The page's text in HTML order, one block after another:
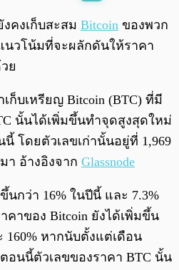
คงเก็บสะสม Bitcoin ของพวก
วโน้มที่จะผลักดันให้ราคา
ย
ก็บเหรียญ Bitcoin (BTC) ที่มี
นั้นได้เพิ่มขึ้นทำจุดสูงสุดใหม่
นี้ โดยตัวเลขเก่านั้นอยู่ที่ 1,969
า อ้างอิงจาก Glassnode
นกว่า 16% ในปีนี้ และ 7.3%
าของ Bitcoin ยังได้เพิ่มขึ้น
160% หากนับตั้งแต่เดือน
นนี้ตัวเลขของราคา BTC นั้น